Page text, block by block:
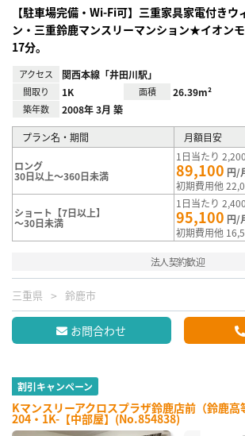
【駐車場完備・Wi-Fi可】三重家具家電付きウ
ン・三重鈴鹿マンスリーマンション★イオン
17分。
アクセス 関西本線「井田川駅」
間取り 1K 面積 26.39m²
築年数 2008年 3月 築
プラン名・期間 月額目安
ロング
30日以上～360日未満
1日当たり
89,100 円/
初期費用他
ショート【7日以上】
～30日未満
1日当たり
95,100 円/
初期費用他
法人契約歓迎
三重県 鈴鹿市
お問合わせ
割引キャンペーン
Kマンスリーアクロスプラザ鈴鹿店前（鈴鹿高
204・1K-【中部屋】(No.854838)